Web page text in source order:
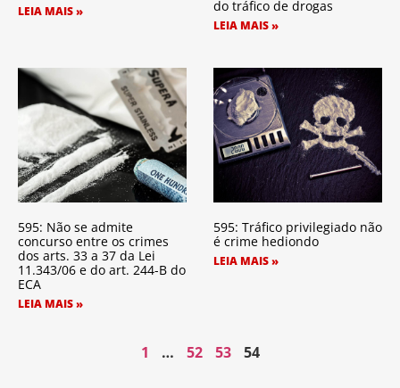
LEIA MAIS »
do tráfico de drogas
LEIA MAIS »
595: Não se admite
concurso entre os crimes
dos arts. 33 a 37 da Lei
11.343/06 e do art. 244-B do
ECA
LEIA MAIS »
595: Tráfico privilegiado não
é crime hediondo
LEIA MAIS »
1 … 52 53 54